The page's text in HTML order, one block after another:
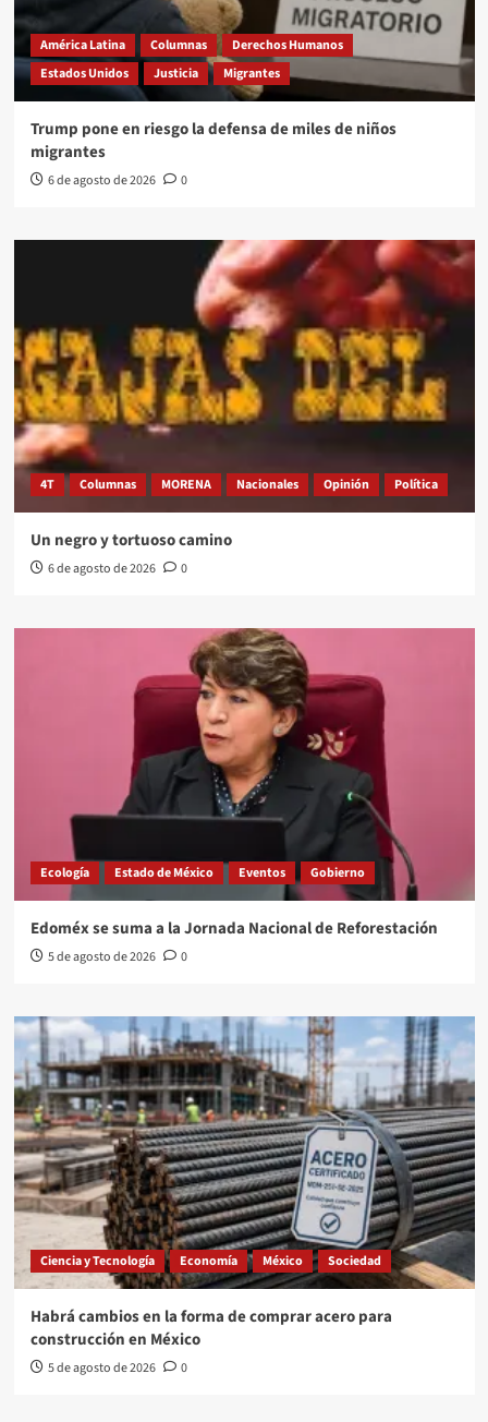
América Latina Columnas
Derechos Humanos
Estados Unidos
Justicia Migrantes
Trump pone en riesgo la defensa de miles de niños
migrantes
6 de agosto de 2026 0
4T Columnas MORENA Nacionales Opinión Política
Un negro y tortuoso camino
6 de agosto de 2026 0
Ecología Estado de México Eventos Gobierno
Edoméx se suma a la Jornada Nacional de Reforestación
5 de agosto de 2026 0
Ciencia y Tecnología Economía México Sociedad
Habrá cambios en la forma de comprar acero para
construcción en México
5 de agosto de 2026 0